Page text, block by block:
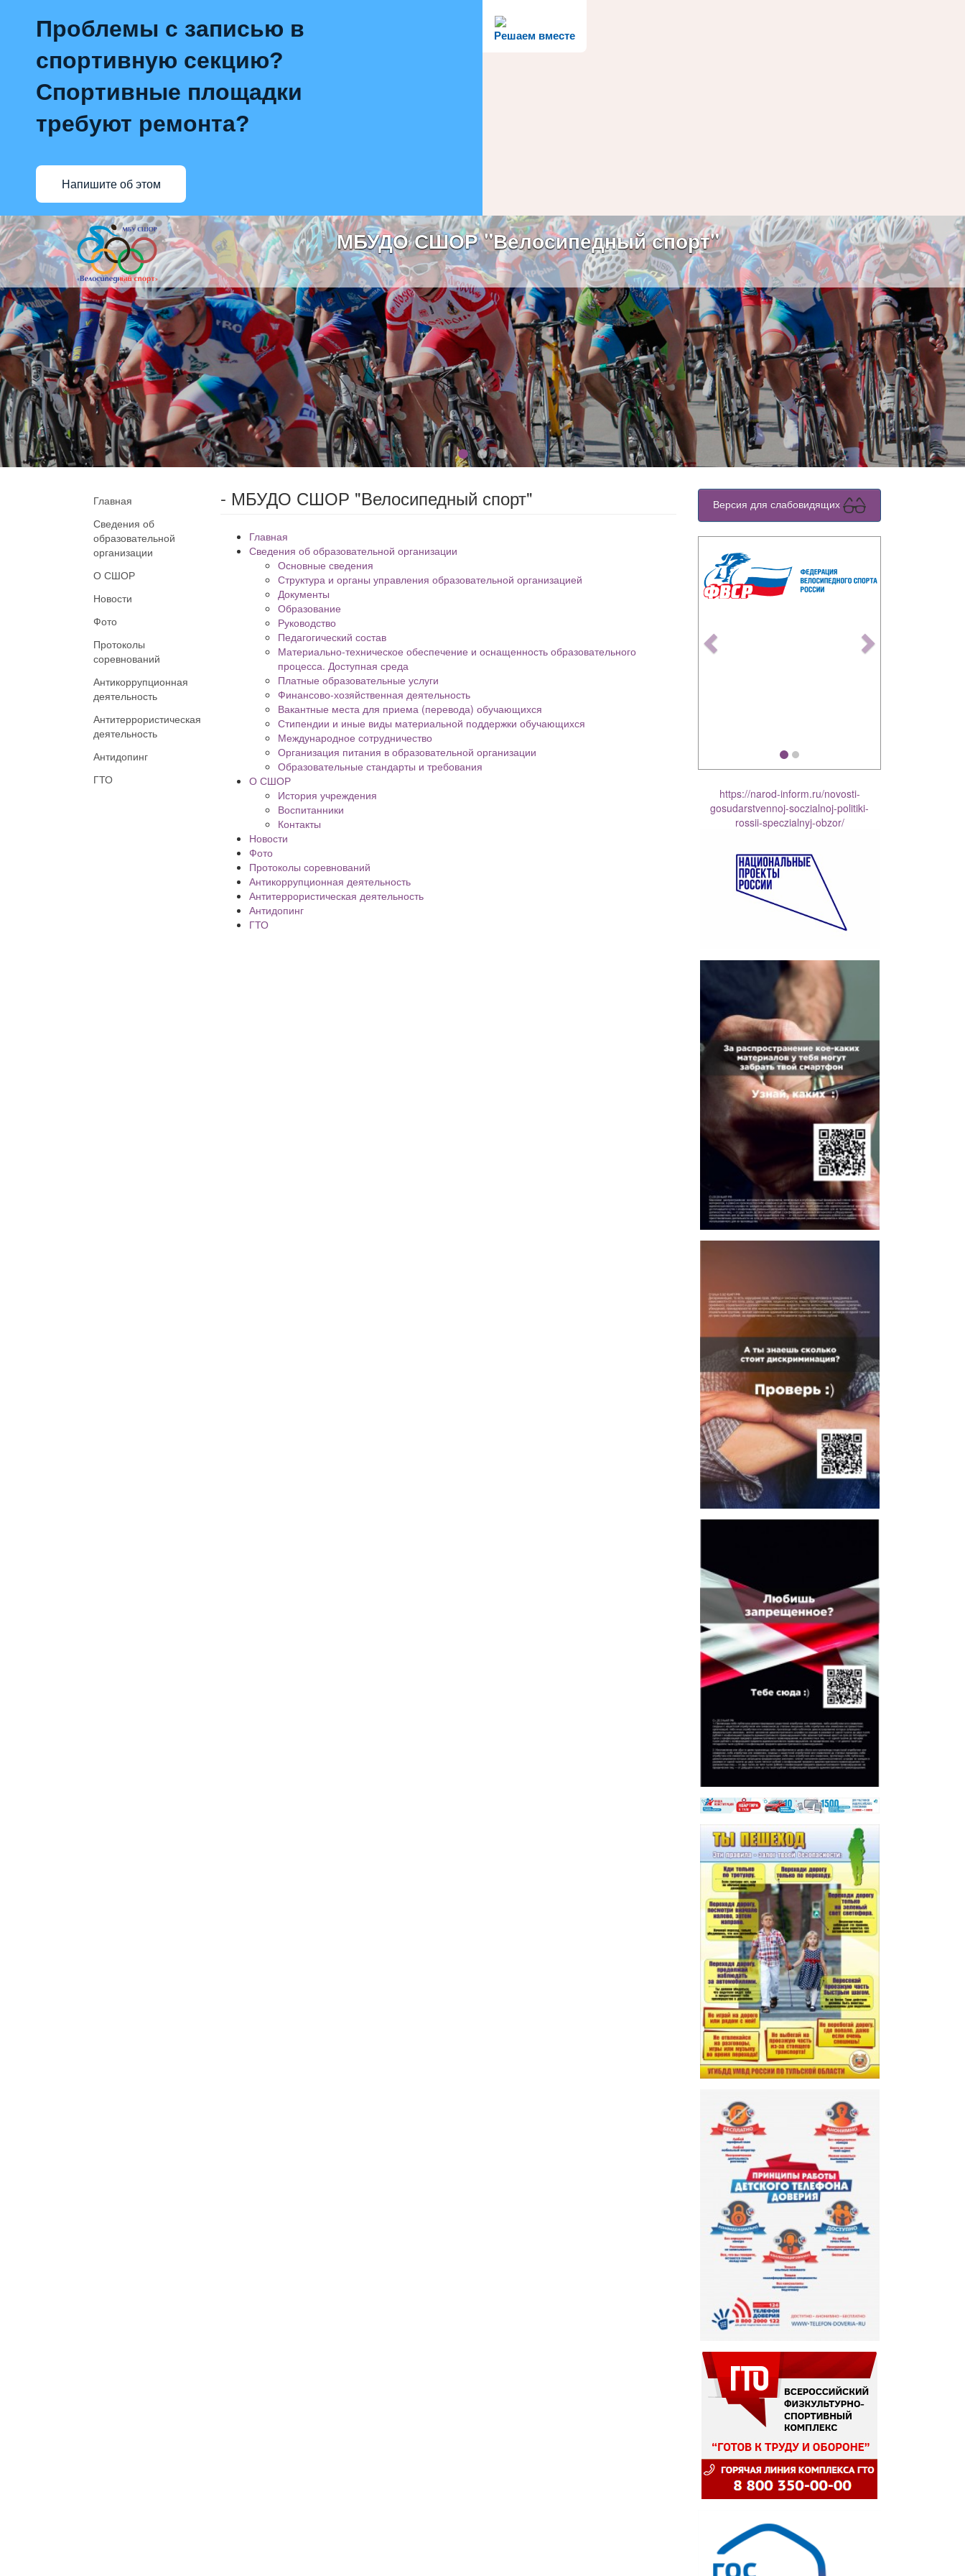
Решаем вместе
Проблемы с записью в
спортивную секцию?
Спортивные площадки
требуют ремонта?
Напишите об этом
МБУДО СШОР "Велосипедный спорт"
Главная
Сведения об
образовательной
организации
О СШОР
Новости
Фото
Протоколы
соревнований
Антикоррупционная
деятельность
Антитеррористическая
деятельность
Антидопинг
ГТО
- МБУДО СШОР "Велосипедный спорт"
Главная
Сведения об образовательной организации
Основные сведения
Структура и органы управления образовательной организацией
Документы
Образование
Руководство
Педагогический состав
Материально-техническое обеспечение и оснащенность образовательного
процесса. Доступная среда
Платные образовательные услуги
Финансово-хозяйственная деятельность
Вакантные места для приема (перевода) обучающихся
Стипендии и иные виды материальной поддержки обучающихся
Международное сотрудничество
Организация питания в образовательной организации
Образовательные стандарты и требования
О СШОР
История учреждения
Воспитанники
Контакты
Новости
Фото
Протоколы соревнований
Антикоррупционная деятельность
Антитеррористическая деятельность
Антидопинг
ГТО
Версия для слабовидящих
Previous
https://narod-inform.ru/novosti-
gosudarstvennoj-soczialnoj-politiki-
rossii-speczialnyj-obzor/